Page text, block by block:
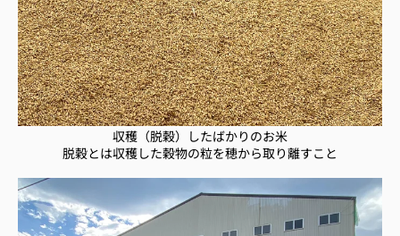
収穫（脱穀）したばかりのお米
脱穀とは収穫した穀物の粒を穂から取り離すこと